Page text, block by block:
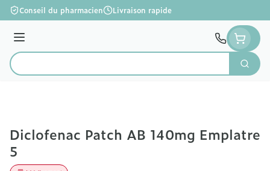
Aller au contenu
Conseil du pharmacien Livraison rapide
Menu
Rechercher
Diclofenac Patch AB 140mg Emplatre
5